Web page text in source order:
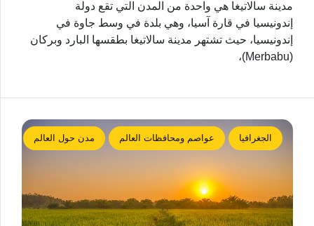
مدينة سالاتيغا هي واحدة من المدن التي تقع دولة
إندونيسيا في قارة آسيا، وهي بلدة في وسط جاوة في
إندونيسيا، حيث تشتهر مدينة سالاتيغا بطقسها البارد وبركان
(Merbabu)،
الجغرافيا عواصم ومحافظات العالم مدن حول العالم